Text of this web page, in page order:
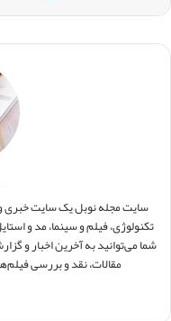
سایت مجله نوبل یک سایت خبری
تکنولوژی، فیلم و سینما، مد و
شما می‌توانید به آخرین اخبار و
مقالات، نقد و بررسی